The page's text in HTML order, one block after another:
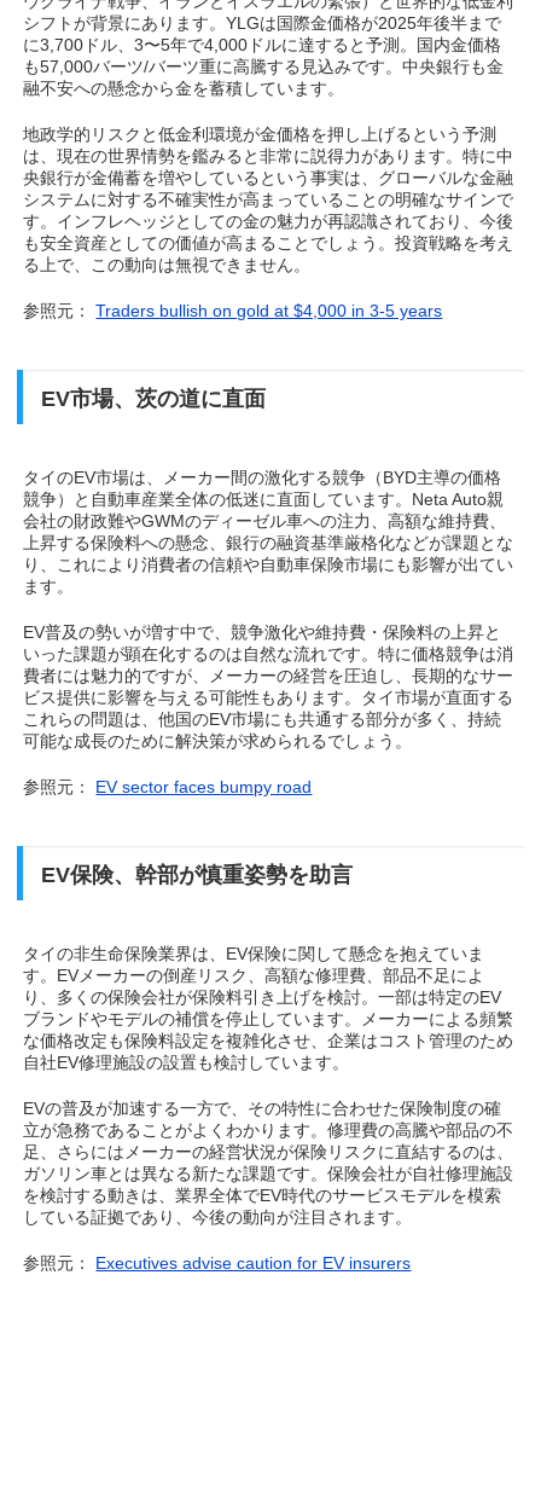
シフトが背景にあります。YLGは国際金価格が2025年後半まで
に3,700ドル、3〜5年で4,000ドルに達すると予測。国内金価格
も57,000バーツ/バーツ重に高騰する見込みです。中央銀行も金
融不安への懸念から金を蓄積しています。
地政学的リスクと低金利環境が金価格を押し上げるという予測
は、現在の世界情勢を鑑みると非常に説得力があります。特に中
央銀行が金備蓄を増やしているという事実は、グローバルな金融
システムに対する不確実性が高まっていることの明確なサインで
す。インフレヘッジとしての金の魅力が再認識されており、今後
も安全資産としての価値が高まることでしょう。投資戦略を考え
る上で、この動向は無視できません。
参照元：Traders bullish on gold at $4,000 in 3-5 years
EV市場、茨の道に直面
タイのEV市場は、メーカー間の激化する競争（BYD主導の価格
競争）と自動車産業全体の低迷に直面しています。Neta Auto親
会社の財政難やGWMのディーゼル車への注力、高額な維持費、
上昇する保険料への懸念、銀行の融資基準厳格化などが課題とな
り、これにより消費者の信頼や自動車保険市場にも影響が出てい
ます。
EV普及の勢いが増す中で、競争激化や維持費・保険料の上昇と
いった課題が顕在化するのは自然な流れです。特に価格競争は消
費者には魅力的ですが、メーカーの経営を圧迫し、長期的なサー
ビス提供に影響を与える可能性もあります。タイ市場が直面する
これらの問題は、他国のEV市場にも共通する部分が多く、持続
可能な成長のために解決策が求められるでしょう。
参照元： EV sector faces bumpy road
EV保険、幹部が慎重姿勢を助言
タイの非生命保険業界は、EV保険に関して懸念を抱えていま
す。EVメーカーの倒産リスク、高額な修理費、部品不足によ
り、多くの保険会社が保険料引き上げを検討。一部は特定のEV
ブランドやモデルの補償を停止しています。メーカーによる頻繁
な価格改定も保険料設定を複雑化させ、企業はコスト管理のため
自社EV修理施設の設置も検討しています。
EVの普及が加速する一方で、その特性に合わせた保険制度の確
立が急務であることがよくわかります。修理費の高騰や部品の不
足、さらにはメーカーの経営状況が保険リスクに直結するのは、
ガソリン車とは異なる新たな課題です。保険会社が自社修理施設
を検討する動きは、業界全体でEV時代のサービスモデルを模索
している証拠であり、今後の動向が注目されます。
参照元： Executives advise caution for EV insurers